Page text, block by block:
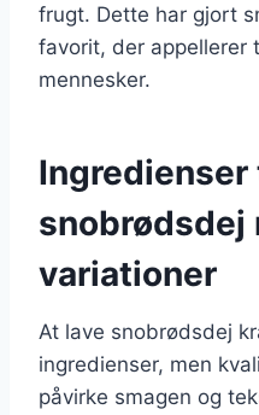
frugt. Dette har gjort
favorit, der appellerer
mennesker.
Ingredienser
snobrødsdej
variationer
At lave snobrødsdej
ingredienser, men
påvirke smagen og